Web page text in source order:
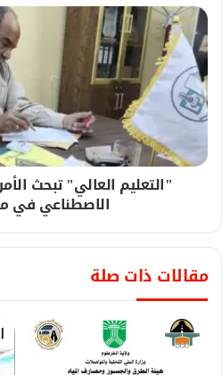
"التعليم العالي" تبحث
الاصطناعي في
مقالات ذات صلة